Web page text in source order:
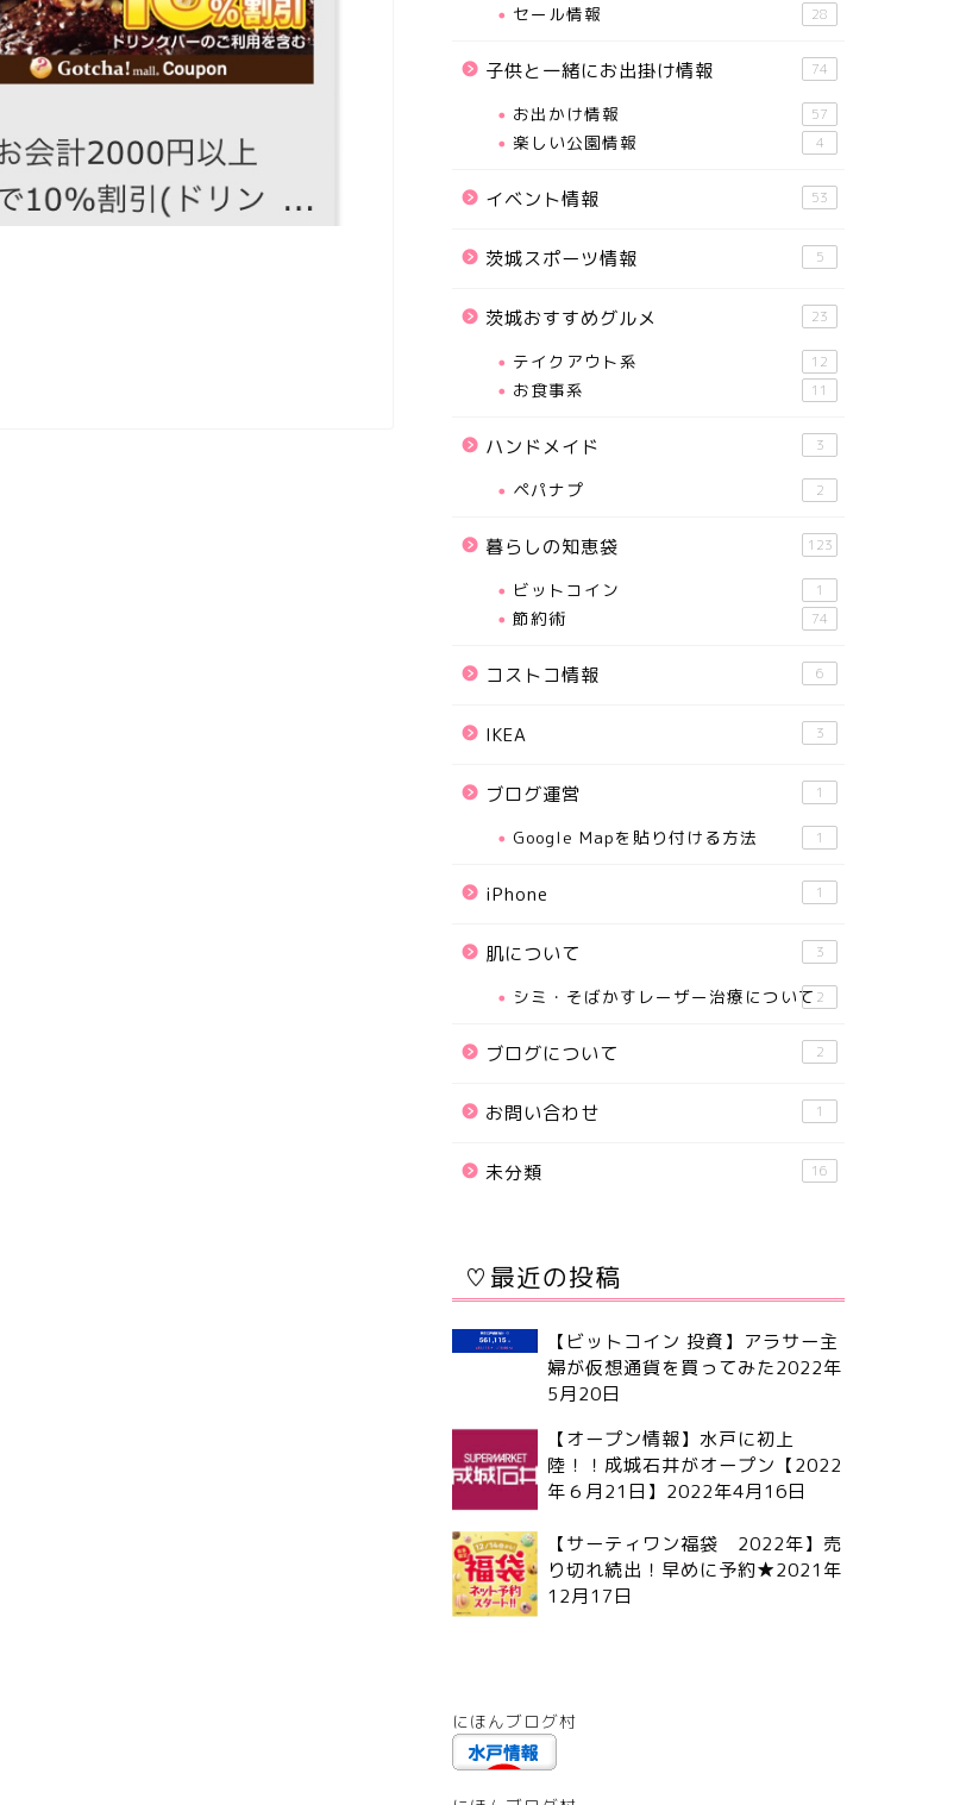
セール情報 28
子供と一緒にお出掛け情報 74
お出かけ情報 57
楽しい公園情報 4
イベント情報 53
茨城スポーツ情報 5
茨城おすすめグルメ 23
テイクアウト系 12
お食事系 11
ハンドメイド 3
ペパナプ 2
暮らしの知恵袋 123
ビットコイン 1
節約術 74
コストコ情報 6
IKEA 3
ブログ運営 1
Google Mapを貼り付ける方法 1
iPhone 1
肌について 3
シミ・そばかすレーザー治療について 2
ブログについて 2
お問い合わせ 1
未分類 16
♡最近の投稿
【ビットコイン 投資】アラサー主
婦が仮想通貨を買ってみた2022年
5月20日
【オープン情報】水戸に初上
陸！！成城石井がオープン【2022
年６月21日】 2022年4月16日
【サーティワン福袋 2022年】売
り切れ続出！早めに予約★2021年
12月17日
にほんブログ村